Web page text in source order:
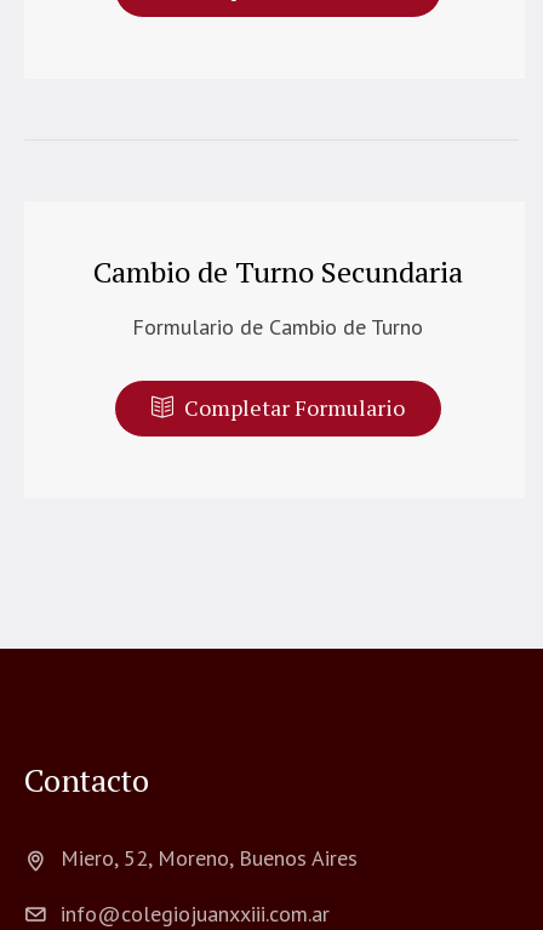
Cambio de Turno Secundaria
Formulario de Cambio de Turno
Completar Formulario
Contacto
Miero, 52, Moreno, Buenos Aires
info@colegiojuanxxiii.com.ar